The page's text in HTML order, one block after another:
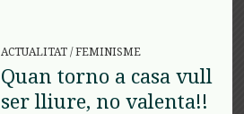
ACTUALITAT/FEMINISME
Quan torno a casa vull
ser lliure, no valenta!!